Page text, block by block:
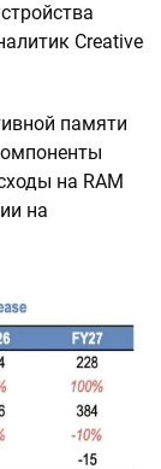
Creative
памяти
на RAM
на